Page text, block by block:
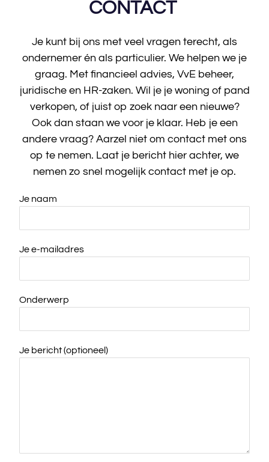
CONTACT
Je kunt bij ons met veel vragen terecht, als
ondernemer én als particulier. We helpen we je
graag. Met financieel advies, VvE beheer,
juridische en HR-zaken. Wil je je woning of pand
verkopen, of juist op zoek naar een nieuwe?
Ook dan staan we voor je klaar. Heb je een
andere vraag? Aarzel niet om contact met ons
op te nemen. Laat je bericht hier achter, we
nemen zo snel mogelijk contact met je op.
Je naam
Je e-mailadres
Onderwerp
Je bericht (optioneel)